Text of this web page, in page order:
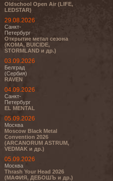
Oldschool Open Air (LIFE,
LEDSTAR)
29.08.2026
Санкт-
Петербург
Открытие метал сезона
(KOMA, BUICIDE,
STORMLAND и др.)
03.09.2026
Белград
(Сербия)
RAVEN
04.09.2026
Санкт-
Петербург
EL MENTAL
05.09.2026
Москва
Moscow Black Metal
Convention 2026
(ARCANORUM ASTRUM,
VEDMAK и др.)
05.09.2026
Москва
Thrash Your Head 2026
(МАФИЯ, ДЕБОШЪ и др.)